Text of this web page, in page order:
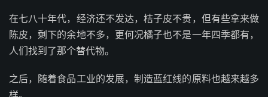
在七八十年代，经济还不发达，桔子皮不贵，但有些拿来做
陈皮，剩下的余地不多，更何况橘子也不是一年四季都有，
人们找到了那个替代物。
之后，随着食品工业的发展，制造蓝红线的原料也越来越多
样。